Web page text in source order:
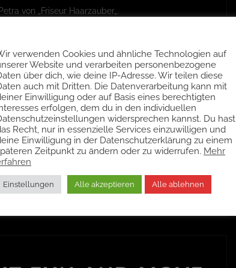
von „Friseur Haarzauber„.
Neuigkeiten
verwenden Cookies und ähnliche Technologien auf
Website und verarbeiten personenbezogene
über dich, wie deine IP-Adresse. Wir teilen diese
auch mit Dritten. Die Datenverarbeitung kann mit
Einwilligung oder auf Basis eines berechtigten
erfolgen, dem du in den individuellen
widersprechen kannst. Du hast
Recht, nur in essenzielle Services einzuwilligen und
Einwilligung in der Datenschutzerklärung zu einem
Zeitpunkt zu ändern oder zu widerrufen. Mehr
Einstellungen Alle akzeptieren Alle ablehnen